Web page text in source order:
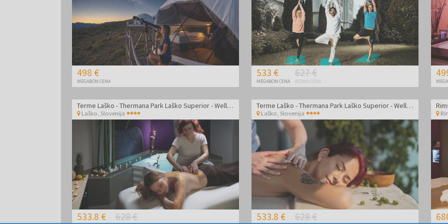
498 €
MEGABON CENA
533 €
MEGABON CENA
627 €
REDNA CENA
Terme Laško - Thermana Park Laško Superior - Wellness razvajanje z vključeno medeno masažo
Laško Slovenija
533.8 € 628 €
Terme Laško - Thermana Park Laško Superior - Wellness razvajanje s pivovsko masažo
Laško Slovenija
533.8 € 628 €